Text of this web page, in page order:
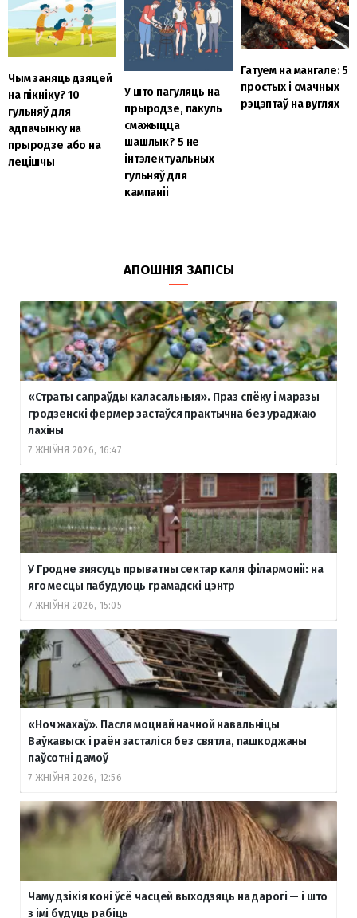
Чым заняць дзяцей
на пікніку? 10
гульняў для
адпачынку на
прыродзе або на
лецішчы
У што пагуляць на
прыродзе, пакуль
смажыцца
шашлык? 5 не
інтэлектуальных
гульняў для
кампаніі
Гатуем на мангале: 5
простых і смачных
рэцэптаў на вуглях
АПОШНІЯ ЗАПІСЫ
«Страты сапраўды каласальныя». Праз спёку і маразы
гродзенскі фермер застаўся практычна без ураджаю
лахіны
7 ЖНІЎНЯ 2026, 16:47
У Гродне знясуць прыватны сектар каля філармоніі: на
яго месцы пабудуюць грамадскі цэнтр
7 ЖНІЎНЯ 2026, 15:05
«Ноч жахаў». Пасля моцнай начной навальніцы
Ваўкавыск і раён засталіся без святла, пашкоджаны
паўсотні дамоў
7 ЖНІЎНЯ 2026, 12:56
Чаму дзікія коні ўсё часцей выходзяць на дарогі — і што
з імі будуць рабіць